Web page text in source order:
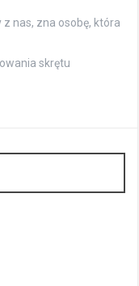
nas, zna osobę, która
skrętu